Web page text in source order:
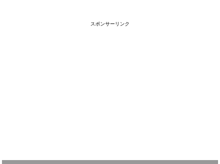
スポンサーリンク